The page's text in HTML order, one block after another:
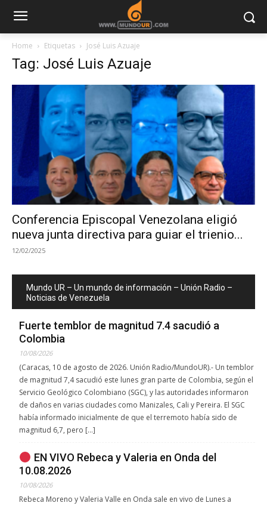
Home Etiquetas José Luis Azuaje
Tag: José Luis Azuaje
Conferencia Episcopal Venezolana eligió
nueva junta directiva para guiar el trienio...
12/02/2025
Mundo UR – Un mundo de información – Unión Radio –
Noticias de Venezuela
Fuerte temblor de magnitud 7.4 sacudió a
Colombia
10/08/2026
(Caracas, 10 de agosto de 2026. Unión Radio/MundoUR).- Un temblor
de magnitud 7,4 sacudió este lunes gran parte de Colombia, según el
Servicio Geológico Colombiano (SGC), y las autoridades informaron
de daños en varias ciudades como Manizales, Cali y Pereira. El SGC
había informado inicialmente de que el terremoto había sido de
magnitud 6,7, pero […]
EN VIVO Rebeca y Valeria en Onda del
10.08.2026
10/08/2026
Rebeca Moreno y Valeria Valle en Onda sale en vivo de Lunes a